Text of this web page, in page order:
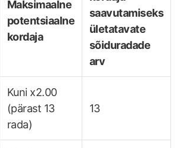
Maksimaalne
potentsiaalne
kordaja
saavutamiseks
ületatavate
sõiduradade
arv
Kuni x2.00
(pärast 13
rada)
13